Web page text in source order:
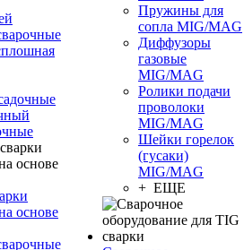
основе
Пружины для
сопла MIG/MAG
Диффузоры
газовые
MIG/MAG
Ролики подачи
проволоки
MIG/MAG
Шейки горелок
(гусаки)
MIG/MAG
+ ЕЩЕ